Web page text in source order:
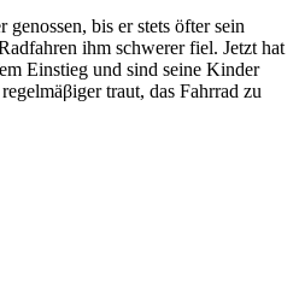
bis er stets öfter sein
ihm schwerer fiel. Jetzt hat
Einstieg und sind seine Kinder
traut, das Fahrrad zu